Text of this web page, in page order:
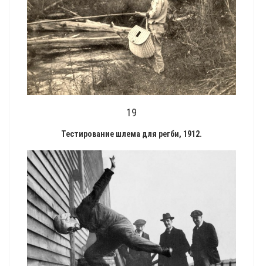
19
Тестирование шлема для регби, 1912.